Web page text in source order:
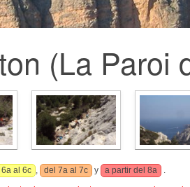
(La Paroi
al 6c , del 7a al 7c y a partir del 8a
.